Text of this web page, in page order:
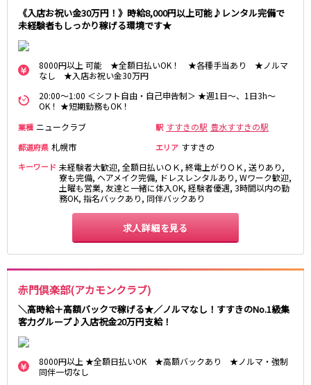
《入店お祝い金30万円！》時給8,000円以上可能♪レンタル完備で
未経験者もしっかり稼げる環境です★
8000円以上 可能 ★全額日払いOK！ ★各種手当あり ★ノルマ
なし ★入店お祝い金30万円
20:00～1:00 ＜シフト自由・自己申告制＞ ★週1日～、1日3h～
OK！ ★短期勤務もOK！
業種 ニュークラブ 駅 すすきの駅 豊水すすきの駅
都道府県 札幌市 エリア すすきの
キーワード 未経験者大歓迎, 全額日払いＯＫ, 終電上がりＯＫ, 送りあり,
寮も完備, ヘアメイク完備, ドレスレンタルあり, Wワーク歓迎,
土曜も営業, 友達と一緒に体入OK, 経験者優遇, 3時間以内の勤
務OK, 指名バックあり, 同伴バックあり
求人詳細を見る
赤門倶楽部(アカモンクラブ)
＼高時給＋高額バックで稼げる★／ノルマなし！すすきのNo.1級集
客力グループ♪入店祝金20万円支給！
8000円以上 ★全額日払いOK ★高額バックあり ★ノルマ・強制
同伴一切なし